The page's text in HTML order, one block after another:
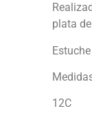
plata
12C